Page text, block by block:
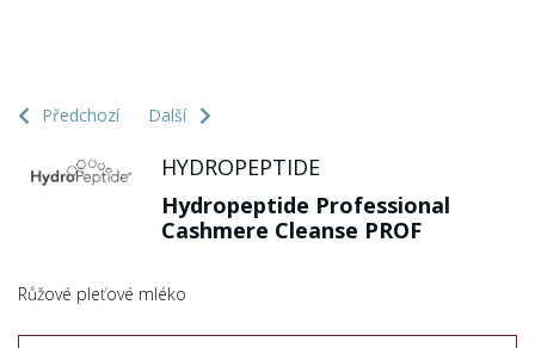
Předchozí Další
HYDROPEPTIDE
Hydropeptide Professional
Cashmere Cleanse PROF
Růžové pleťové mléko